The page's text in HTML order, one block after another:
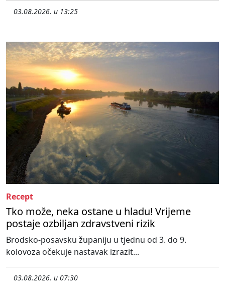
03.08.2026. u 13:25
Recept
Tko može, neka ostane u hladu! Vrijeme
postaje ozbiljan zdravstveni rizik
Brodsko-posavsku županiju u tjednu od 3. do 9.
kolovoza očekuje nastavak izrazit...
03.08.2026. u 07:30